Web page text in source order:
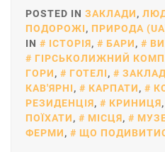
POSTED IN ЗАКЛАДИ,
ПОДОРОЖІ, ПРИРОДА
IN
ІСТОРІЯ, БАРИ,
ГІРСЬКОЛИЖНИЙ
ГОРИ, ГОТЕЛІ,
КАВ'ЯРНІ, КАРПАТИ,
РЕЗИДЕНЦІЯ, КРИНИЦЯ,
ПОЇХАТИ, МІСЦЯ,
ФЕРМИ, ЩО